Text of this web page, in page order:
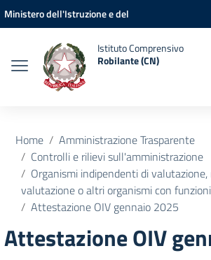
Vai ai contenuti
Vai al menu di navigazione
Vai al footer
Ministero dell'Istruzione e del
Istituto Comprensivo
Robilante (CN)
Home
Amministrazione Trasparente
Controlli e rilievi sull'amministrazione
Organismi indipendenti di valutazione,
valutazione o altri organismi con
Attestazione OIV gennaio 2025
Attestazione OIV